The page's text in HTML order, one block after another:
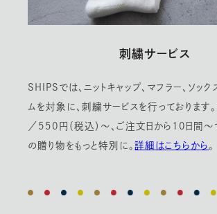
刺繍サービス
SHIPSでは、ニットキャップ、マフラー、ソッ
ムを対象に、刺繍サービスを行っております
／550円（税込）〜、ご注文日から10日間
の贈り物をもっと特別に。詳細はこちらから 。